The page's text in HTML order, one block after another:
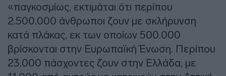
«παγκοσμίως, εκτιμάται ότι περίπου
2.500.000 άνθρωποι ζουν με σκλήρυνση
κατά πλάκας, εκ των οποίων 500.000
βρίσκονται στην Ευρωπαϊκή Ένωση. Περίπου
23.000 πάσχοντες ζουν στην Ελλάδα, με